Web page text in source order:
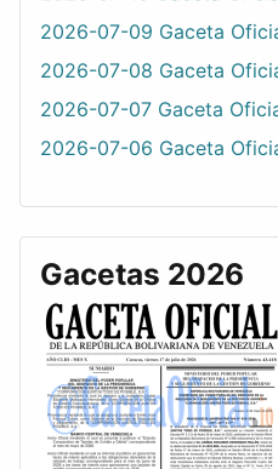
2026-07-09 Gaceta
2026-07-08 Gaceta
2026-07-07 Gaceta
2026-07-06 Gaceta
Gacetas 2026